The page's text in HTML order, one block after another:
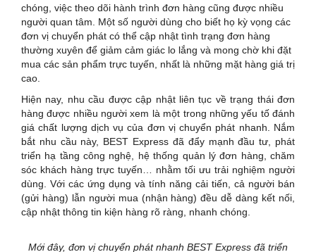
chóng, việc theo dõi hành trình đơn hàng cũng được nhiều
người quan tâm. Một số người dùng cho biết họ kỳ vọng các
đơn vị chuyển phát có thể cập nhật tình trạng đơn hàng
thường xuyên để giảm cảm giác lo lắng và mong chờ khi đặt
mua các sản phẩm trực tuyến, nhất là những mặt hàng giá trị
cao.
Hiện nay, nhu cầu được cập nhật liên tục về trạng thái đơn
hàng được nhiều người xem là một trong những yếu tố đánh
giá chất lượng dịch vụ của đơn vị chuyển phát nhanh. Nắm
bắt nhu cầu này, BEST Express đã đẩy mạnh đầu tư, phát
triển hạ tầng công nghệ, hệ thống quản lý đơn hàng, chăm
sóc khách hàng trực tuyến… nhằm tối ưu trải nghiệm người
dùng. Với các ứng dụng và tính năng cải tiến, cả người bán
(gửi hàng) lẫn người mua (nhận hàng) đều dễ dàng kết nối,
cập nhật thông tin kiện hàng rõ ràng, nhanh chóng.
Mới đây, đơn vị chuyển phát nhanh BEST Express đã triển